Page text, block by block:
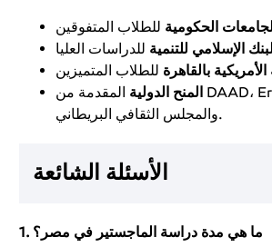
الحكومية
الإسلامي للتنمية
بالقاهرة
المنح الدولية المقدمة من DAAD، Erasmus+،
والمجلس الثقافي البريطاني.
الأسئلة الشائعة
1. ما هي مدة دراسة الماجستير في مصر؟